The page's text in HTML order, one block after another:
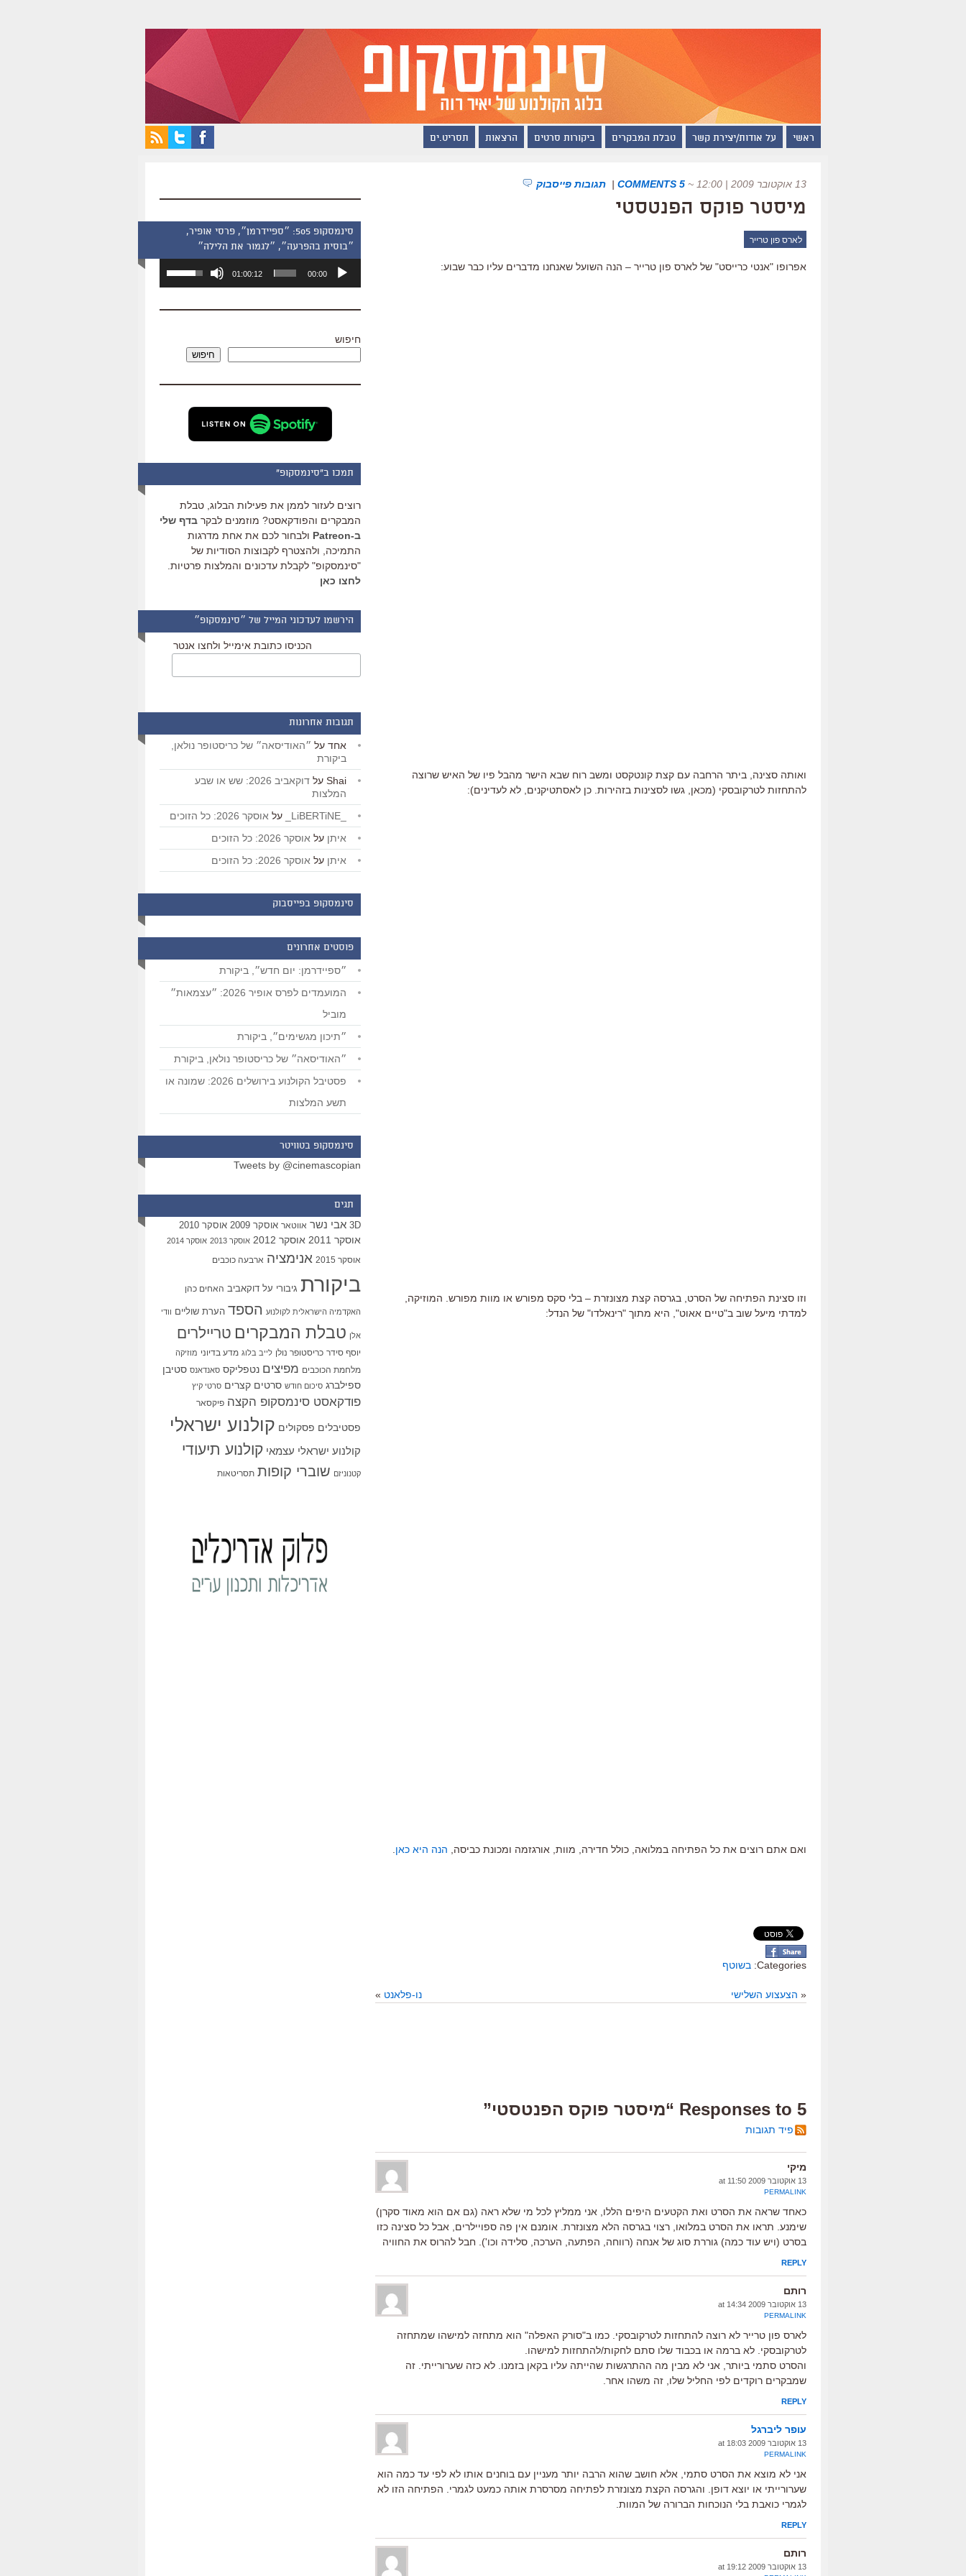
ראשי על אודות/יצירת קשר טבלת המבקרים ביקורות סרטים הרצאות תסריט.ים
13 אוקטובר 2009 | 12:00 ~
5 COMMENTS
| תגובות פייסבוק
מיסטר פוקס הפנטסטי
לארס פון טרייר
אפרופו "אנטי כרייסט" של לארס פון טרייר – הנה השועל שאנחנו מדברים עליו כבר שבוע:
ואותה סצינה, ביתר הרחבה עם קצת קונטקסט ומשב רוח שבא הישר מהבל פיו של האיש שרוצה
להתחזות לטרקובסקי (מכאן, גשו לסצינות בזהירות. כן לאסתטיקנים, לא לעדינים):
וזו סצינת הפתיחה של הסרט, בגרסה קצת מצונזרת – בלי סקס מפורש או מוות מפורש. המוזיקה,
למדתי מיעל שוב ב"טיים אאוט", היא מתוך "רינאלדו" של הנדל:
ואם אתם רוצים את כל הפתיחה במלואה, כולל חדירה, מוות, אורגזמה ומכונת כביסה, הנה היא כאן
Categories: בשוטף
« הצעצוע השלישי נו-פלאנט »
5 Responses to “מיסטר פוקס הפנטסטי”
פיד תגובות
מיקי
13 אוקטובר 2009 at 11:50
PERMALINK
כאחד שראה את הסרט ואת הקטעים היפים הללו, אני ממליץ לכל מי שלא ראה (גם אם הוא מאוד סקרן)
שימנע. תראו את הסרט במלואו, רצוי בגרסה הלא מצונזרת. אומנם אין פה ספויילרים, אבל כל סצינה כזו
בסרט (ויש עוד כמה) גוררת סוג של אנחה (רווחה, הפתעה, הערכה, סלידה וכו'). חבל להרוס את החוויה
REPLY
רותם
13 אוקטובר 2009 at 14:34
PERMALINK
לארס פון טרייר לא רוצה להתחזות לטרקובסקי. כמו ב"סורק האפלה" הוא מתחזה למישהו שמתחזה
לטרקובסקי. לא ברמה או בכבוד שלו סתם לחקות/להתחזות למישהו.
והסרט סתמי ביותר, אני לא מבין מה ההתרגשות שהייתה עליו בקאן בזמנו. לא כזה שערורייתי. זה
שמבקרים רוקדים לפי החליל שלו, זה משהו אחר.
REPLY
עופר ליברגל
13 אוקטובר 2009 at 18:03
PERMALINK
אני לא מוצא את הסרט סתמי, אלא חושב שהוא הרבה יותר מעניין עם בוחנים אותו לא לפי עד כמה הוא
שערורייתי או יוצא דופן. והגרסה הקצת מצונזרת לפתיחה מסרסרת אותה כמעט לגמרי. הפתיחה הזו לא
לגמרי כואבת בלי הנוכחות הברורה של המוות.
REPLY
רותם
13 אוקטובר 2009 at 19:12
סינמסקופ 505: ״ספיידרמן״, פרסי אופיר,
״בוסית בהפרעה״, ״לגמור את הלילה״
אודיו
00:00
01:00:12
השתמש
כדי
שמע.
חיפוש
חיפוש
תמכו ב"סינמסקופ"
רוצים לעזור לממן את פעילות הבלוג, טבלת
המבקרים והפודקאסט? מוזמנים לבקר בדף שלי
ב-Patreon
ולבחור לכם את אחת מדרגות
התמיכה, ולהצטרף לקבוצות הסודיות של
"סינמסקופ" לקבלת עדכונים והמלצות פרטיות.
לחצו כאן
הירשמו לעדכוני המייל של ״סינמסקופ״
הכניסו כתובת אימייל ולחצו אנטר
תגובות אחרונות
אחד על ״האודיסאה״ של כריסטופר נולאן,
ביקורת
Shai על
דוקאביב 2026: שש או שבע
המלצות
על אוסקר 2026: כל הזוכים
איתן על אוסקר 2026: כל הזוכים
איתן על אוסקר 2026: כל הזוכים
סינמסקופ בפייסבוק
פוסטים אחרונים
״ספיידרמן: יום חדש״, ביקורת
המועמדים לפרס אופיר 2026: ״עצמאות״
מוביל
״תיכון מגשימים״, ביקורת
״האודיסאה״ של כריסטופר נולאן, ביקורת
פסטיבל הקולנוע בירושלים 2026: שמונה או
תשע המלצות
סינמסקופ בטוויטר
Tweets by @cinemascopian
תגים
3D אבי נשר אווטאר אוסקר 2009 אוסקר 2010
אוסקר 2011 אוסקר 2012 אוסקר 2013 אוסקר 2014
אוסקר 2015 אנימציה ארבעה כוכבים
ביקורת גיבורי על דוקאביב האחים כהן
האקדמיה הישראלית לקולנוע הספד הערת שוליים וודי
אלן טבלת המבקרים טריילרים
יוסף סידר כריסטופר נולן לייב בלוג מדע בדיוני מוזיקה
מלחמת הכוכבים מפיצים נטפליקס סאנדאנס סטיבן
ספילברג סיכום חודש סרטים קצרים סרטי קיץ
פודקאסט סינמסקופ הקצה פיקסאר
פסטיבלים פסקולים קולנוע ישראלי
קולנוע ישראלי עצמאי קולנוע תיעודי
קטנוניזם שוברי קופות תסריטאות